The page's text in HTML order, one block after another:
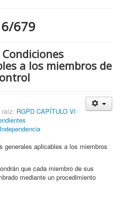
con la LOPD RGPD?
un DPD / DPO ?
679
a los miembros de
raíz: RGPD CAPÍTULO VI
generales aplicables a los miembros
que cada miembro de sus
mediante un procedimiento